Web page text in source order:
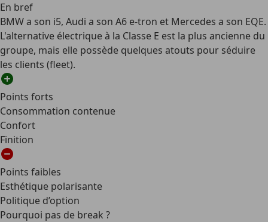
En bref
BMW a son i5, Audi a son A6 e-tron et Mercedes a son EQE.
L'alternative électrique à la Classe E est la plus ancienne du
groupe, mais elle possède quelques atouts pour séduire
les clients (fleet).
Points forts
Consommation contenue
Confort
Finition
Points faibles
Esthétique polarisante
Politique d’option
Pourquoi pas de break ?